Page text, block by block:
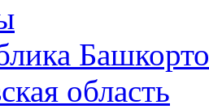
область